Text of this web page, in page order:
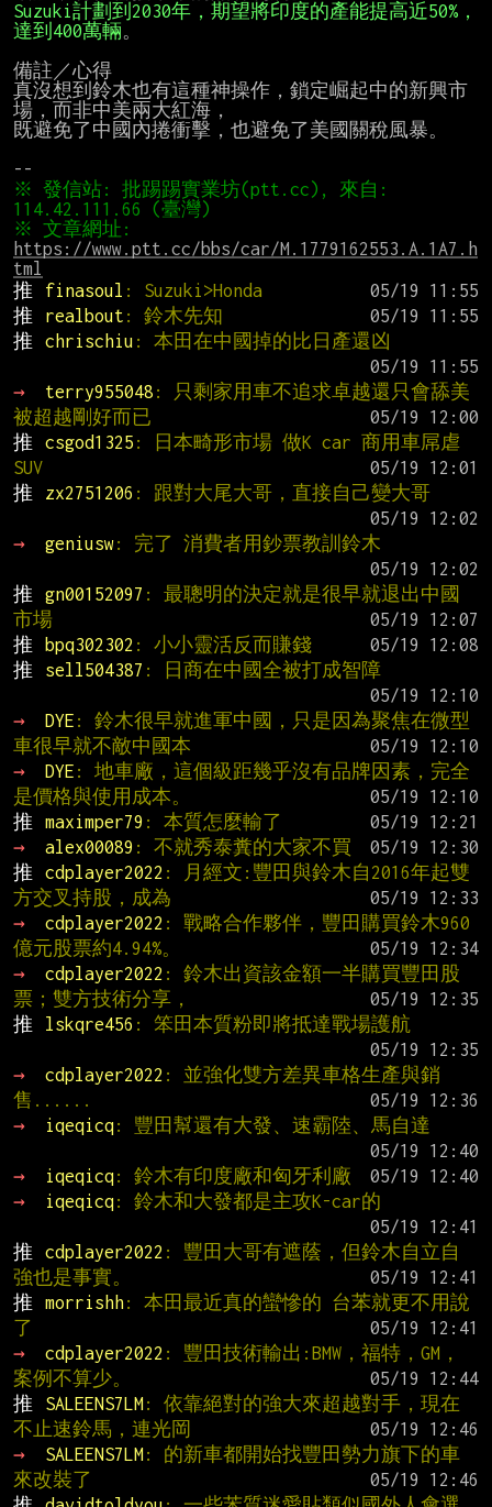
Suzuki計劃到2030年，期望將印度的產能提高近50%，
達到400萬輛。
備註／心得
真沒想到鈴木也有這種神操作，鎖定崛起中的新興市
場，而非中美兩大紅海，
既避免了中國內捲衝擊，也避免了美國關稅風暴。
※ 發信站: 批踢踢實業坊(ptt.cc), 來自:
https://www.ptt.cc/bbs/car/M.1779162553.A.1A7.h
tml
推
finasoul : Suzuki>Honda
推
realbout : 鈴木先知
推
chrischiu : 本田在中國掉的比日產還凶
→
terry955048 : 只剩家用車不追求卓越還只會舔美
被超越剛好而已
推
csgod1325 : 日本畸形市場 做K car 商用車屌虐
SUV
推
zx2751206 : 跟對大尾大哥，直接自己變大哥
→
geniusw: 完了 消費者用鈔票教訓鈴木
推
gn00152097 : 最聰明的決定就是很早就退出中國
市場
推
bpq302302 : 小小靈活反而賺錢
推
sell504387 : 日商在中國全被打成智障
→
DYE : 鈴木很早就進軍中國，只是因為聚焦在微型
車很早就不敵中國本
→
DYE : 地車廠，這個級距幾乎沒有品牌因素，完全
是價格與使用成本。
推
maximper79 : 本質怎麼輸了
→
alex00089 : 不就秀泰糞的大家不買
推
cdplayer2022 : 月經文:豐田與鈴木自2016年起雙
方交叉持股，成為
→
cdplayer2022 : 戰略合作夥伴，豐田購買鈴木960
億元股票約4.94%。
→
cdplayer2022 : 鈴木出資該金額一半購買豐田股
票；雙方技術分享，
推
lskqre456 : 笨田本質粉即將抵達戰場護航
→
cdplayer2022 : 並強化雙方差異車格生產與銷
售......
→
iqeqicq: 豐田幫還有大發、速霸陸、馬自達
→
iqeqicq: 鈴木有印度廠和匈牙利廠
→
iqeqicq: 鈴木和大發都是主攻K-car的
推
cdplayer2022 : 豐田大哥有遮蔭，但鈴木自立自
強也是事實。
推
morrishh: 本田最近真的蠻慘的 台苯就更不用說
了
→
cdplayer2022 : 豐田技術輸出:BMW，福特，GM，
案例不算少。
推
SALEENS7LM: 依靠絕對的強大來超越對手，現在
不止速鈴馬，連光岡
→
SALEENS7LM: 的新車都開始找豐田勢力旗下的車
來改裝了